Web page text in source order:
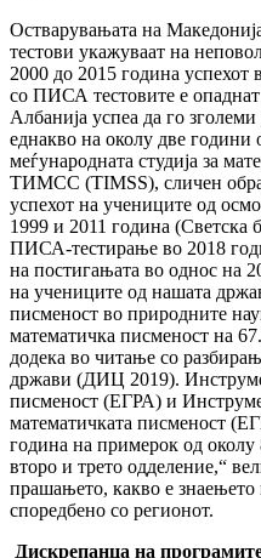
Остварувањата на
тестови укажуваат на
2000 до 2015 година успехот
со ПИСА тестовите е
Албанија успеа да го
еднакво на околу две години
меѓународната студија за
ТИМСС (TIMSS), сличен
успехот на учениците од
1999 и 2011 година (Светска
ПИСА-тестирање во 2018
на постигањата во однос на
на учениците од нашата
писменост во природните
математичка писменост на
додека во читање со
држави (ДИЦ 2019).
писменост (ЕГРА) и
математичката писменост
година на примерок од околу
второ и трето одделение,“
прашањето, какво е
споредбено со регионот.
Дискрепанца на